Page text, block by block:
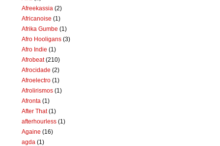
Afreekassia (2)
Africanoise (1)
Afrika Gumbe (1)
Afro Hooligans (3)
Afro Indie (1)
Afrobeat (210)
Afrocidade (2)
Afroelectro (1)
Afrolirismos (1)
Afronta (1)
After That (1)
afterhourless (1)
Againe (16)
agda (1)